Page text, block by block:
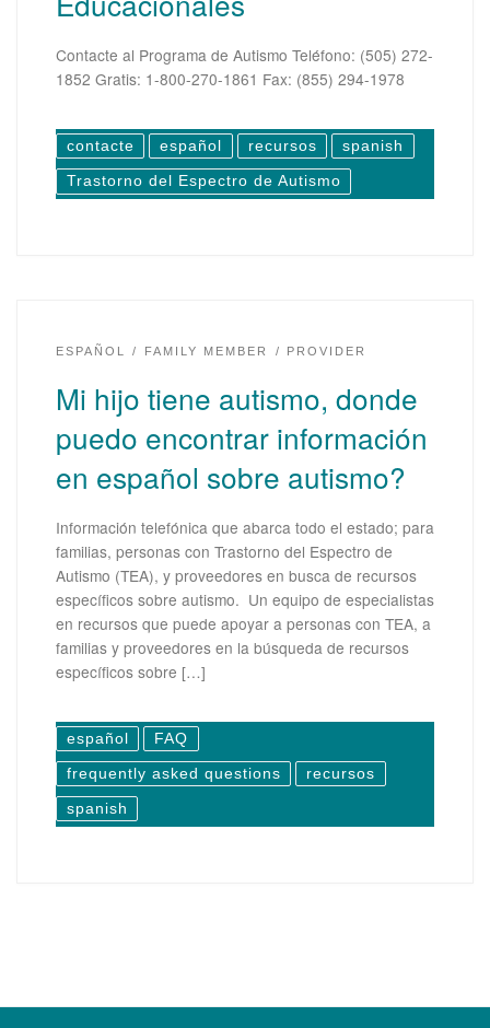
Contacte al Programa de Autismo Teléfono: (505) 272-
1852 Gratis: 1-800-270-1861 Fax: (855) 294-1978
contacte español recursos spanish
Trastorno del Espectro de Autismo
ESPAÑOL FAMILY MEMBER PROVIDER
Mi hijo tiene autismo, donde
puedo encontrar información
en español sobre autismo?
Información telefónica que abarca todo el estado; para
familias, personas con Trastorno del Espectro de
Autismo (TEA), y proveedores en busca de recursos
específicos sobre autismo. Un equipo de especialistas
en recursos que puede apoyar a personas con TEA, a
familias y proveedores en la búsqueda de recursos
específicos sobre […]
español FAQ
frequently asked questions recursos
spanish